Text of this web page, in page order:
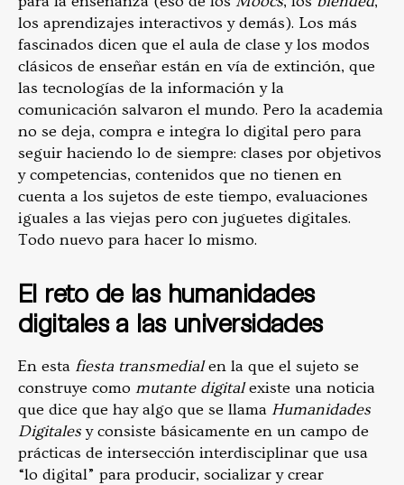
los aprendizajes interactivos y demás). Los más
fascinados dicen que el aula de clase y los modos
clásicos de enseñar están en vía de extinción, que
las tecnologías de la información y la
comunicación salvaron el mundo. Pero la academia
no se deja, compra e integra lo digital pero para
seguir haciendo lo de siempre: clases por objetivos
y competencias, contenidos que no tienen en
cuenta a los sujetos de este tiempo, evaluaciones
iguales a las viejas pero con juguetes digitales.
Todo nuevo para hacer lo mismo.
El reto de las humanidades
digitales a las universidades
En esta fiesta transmedialen la que el sujeto se
construye como mutante digitalexiste una noticia
que dice que hay algo que se llama Humanidades
Digitalesy consiste básicamente en un campo de
prácticas de intersección interdisciplinar que usa
“lo digital” para producir, socializar y crear